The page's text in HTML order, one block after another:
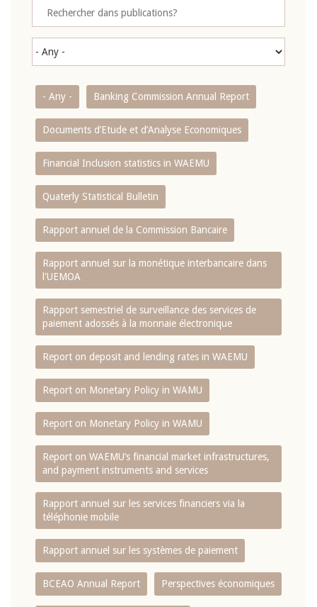
- Any - Banking Commission Annual Report
Documents d’Etude et d’Analyse Economiques
Financial Inclusion statistics in WAEMU
Quaterly Statistical Bulletin
Rapport annuel de la Commission Bancaire
Rapport annuel sur la monétique interbancaire dans
l'UEMOA
Rapport semestriel de surveillance des services de
paiement adossés à la monnaie électronique
Report on deposit and lending rates in WAEMU
Report on Monetary Policy in WAMU
Report on Monetary Policy in WAMU
Report on WAEMU’s financial market infrastructures,
and payment instruments and services
Rapport annuel sur les services financiers via la
téléphonie mobile
Rapport annuel sur les systèmes de paiement
BCEAO Annual Report Perspectives économiques